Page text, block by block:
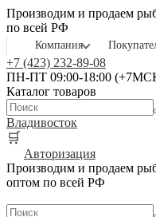
Производим и продаем
по всей РФ
Компания
+7 (423) 232-89-08
ПН-ПТ 09:00-18:00
Каталог товаров
Владивосток
🛒
Авторизация
Производим и продаем
оптом по всей РФ